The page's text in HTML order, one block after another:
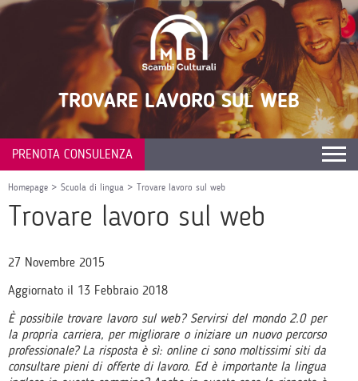
TROVARE LAVORO SUL WEB
PRENOTA CONSULENZA
Homepage > Scuola di lingua > Trovare lavoro sul web
Trovare lavoro sul web
27 Novembre 2015
Aggiornato il 13 Febbraio 2018
È possibile trovare lavoro sul web? Servirsi del mondo 2.0 per
la propria carriera, per migliorare o iniziare un nuovo percorso
professionale? La risposta è sì: online ci sono moltissimi siti da
consultare pieni di offerte di lavoro. Ed è importante la lingua